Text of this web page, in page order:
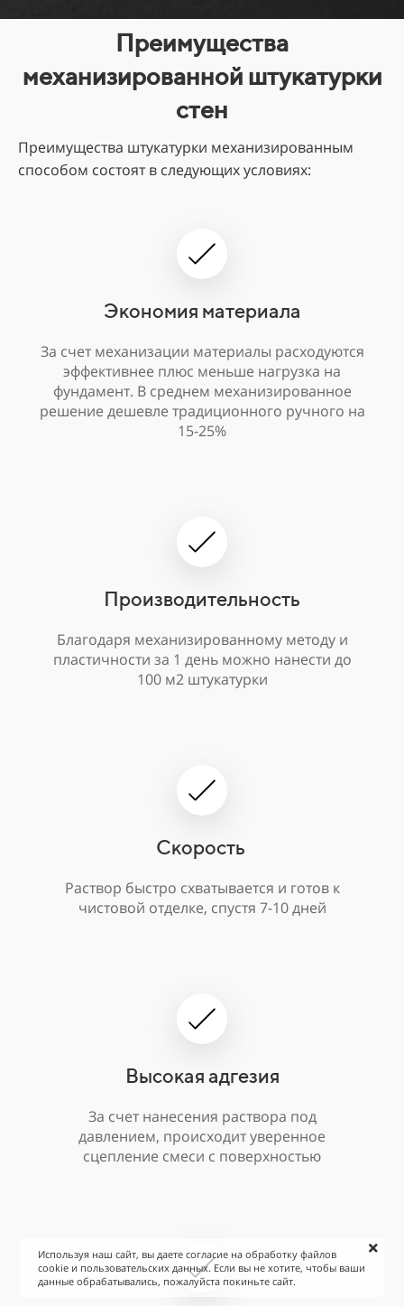
Преимущества
механизированной штукатурки
стен
Преимущества штукатурки механизированным
способом состоят в следующих условиях:
Экономия материала
За счет механизации материалы расходуются
эффективнее плюс меньше нагрузка на
фундамент. В среднем механизированное
решение дешевле традиционного ручного на
15-25%
Производительность
Благодаря механизированному методу и
пластичности за 1 день можно нанести до
100 м2 штукатурки
Скорость
Раствор быстро схватывается и готов к
чистовой отделке, спустя 7-10 дней
Высокая адгезия
За счет нанесения раствора под
давлением, происходит уверенное
сцепление смеси с поверхностью
Используя наш сайт, вы даете согласие на обработку файлов
cookie и пользовательских данных. Если вы не хотите, чтобы ваши
данные обрабатывались, пожалуйста покиньте сайт.